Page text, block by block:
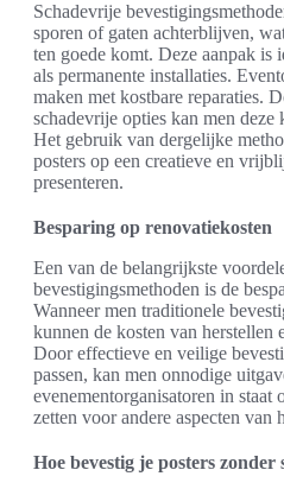
Schadevrije
sporen of gaten achterblijven,
ten goede komt. Deze aanpak
als permanente installaties.
maken met kostbare reparaties.
schadevrije opties kan men
Het gebruik van dergelijke
posters op een creatieve en
presenteren.
Besparing op renovatiekosten
Een van de belangrijkste
bevestigingsmethoden is de
Wanneer men traditionele
kunnen de kosten van herstellen
Door effectieve en veilige
passen, kan men onnodige
evenementorganisatoren in
zetten voor andere aspecten van
Hoe bevestig je posters zonder